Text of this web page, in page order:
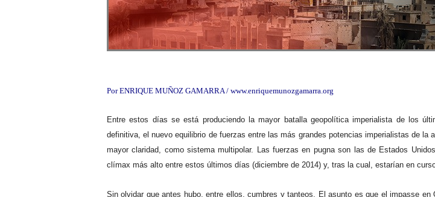
Por ENRIQUE MUÑOZ GAMARRA / www.enriquemunozgamarra.org
Entre estos días se está produciendo la mayor batalla geopolítica imperialista de los
definitiva, el nuevo equilibrio de fuerzas entre las más grandes potencias imperialistas de
mayor claridad, como sistema multipolar. Las fuerzas en pugna son las de Estados
clímax más alto entre estos últimos días (diciembre de 2014) y, tras la cual, estarían en
Sin olvidar que antes hubo, entre ellos, cumbres y tanteos. El asunto es que el impasse